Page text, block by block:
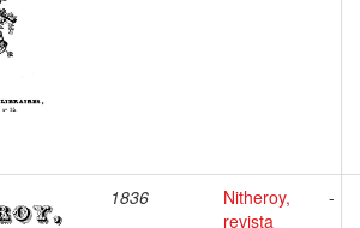
1836
Nitheroy,
revista
-